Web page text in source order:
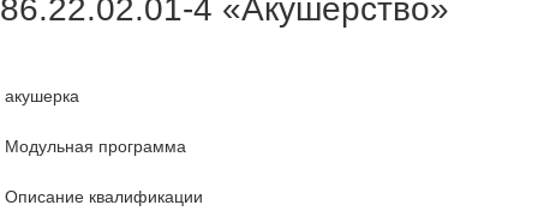
86.22.02.01-4 «Акушерство»
акушерка
Модульная программа
Описание квалификации